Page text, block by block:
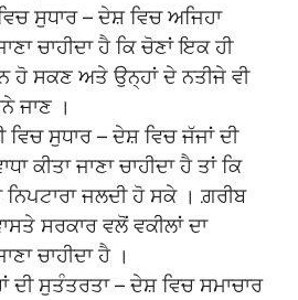
ਸੁਧਾਰ – ਦੇਸ਼ ਵਿਚ ਅਜਿਹਾ
ਚਾਹੀਦਾ ਹੈ ਕਿ ਚੋਣਾਂ ਇਕ ਹੀ
ਹੋ ਸਕਣ ਅਤੇ ਉਨ੍ਹਾਂ ਦੇ ਨਤੀਜੇ ਵੀ
ਜਾਣ ।
ਵਿਚ ਸੁਧਾਰ – ਦੇਸ਼ ਵਿਚ ਜੱਜਾਂ ਦੀ
ਕੀਤਾ ਜਾਣਾ ਚਾਹੀਦਾ ਹੈ ਤਾਂ ਕਿ
ਜਲਦੀ ਹੋ ਸਕੇ । ਗ਼ਰੀਬ
ਸਰਕਾਰ ਵਲੋਂ ਵਕੀਲਾਂ ਦਾ
ਚਾਹੀਦਾ ਹੈ ।
ਦੀ ਸੁਤੰਤਰਤਾ – ਦੇਸ਼ ਵਿਚ ਸਮਾਚਾਰ